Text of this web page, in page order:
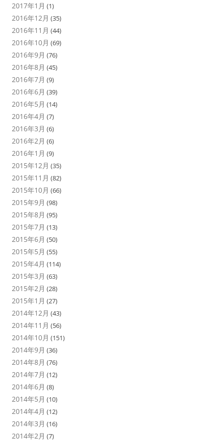
2017年1月 (1)
2016年12月 (35)
2016年11月 (44)
2016年10月 (69)
2016年9月 (76)
2016年8月 (45)
2016年7月 (9)
2016年6月 (39)
2016年5月 (14)
2016年4月 (7)
2016年3月 (6)
2016年2月 (6)
2016年1月 (9)
2015年12月 (35)
2015年11月 (82)
2015年10月 (66)
2015年9月 (98)
2015年8月 (95)
2015年7月 (13)
2015年6月 (50)
2015年5月 (55)
2015年4月 (114)
2015年3月 (63)
2015年2月 (28)
2015年1月 (27)
2014年12月 (43)
2014年11月 (56)
2014年10月 (151)
2014年9月 (36)
2014年8月 (76)
2014年7月 (12)
2014年6月 (8)
2014年5月 (10)
2014年4月 (12)
2014年3月 (16)
2014年2月 (7)